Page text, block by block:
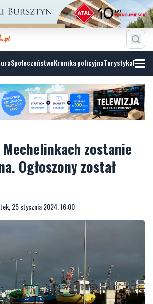
SpołeczeństwoKronika policyjnaTurystyka
Mechelinkach zostanie
25 stycznia 2024, 16:00
ŹRÓDŁO: TELEWIZJATTM.PL/FOT. DANIEL ZAPUTOWICZ